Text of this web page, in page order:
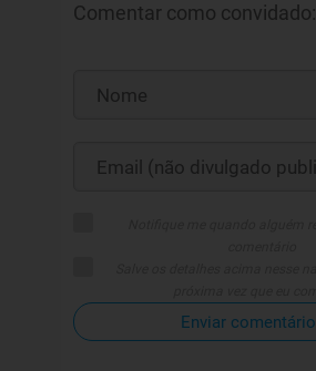
Comentar como convidado:
Enviar comentário